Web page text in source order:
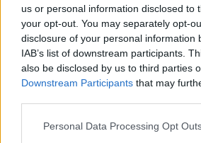
us or personal information disclosed to
your opt-out. You may separately opt-
disclosure of your personal information
IAB’s list of downstream participants.
also be disclosed by us to third parties
Downstream Participants that may
Personal Data Processing Opt
Πρωινή